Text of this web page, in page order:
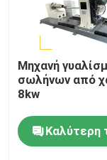
Μηχανή
σωλήνων από
8kw
Καλύτερη